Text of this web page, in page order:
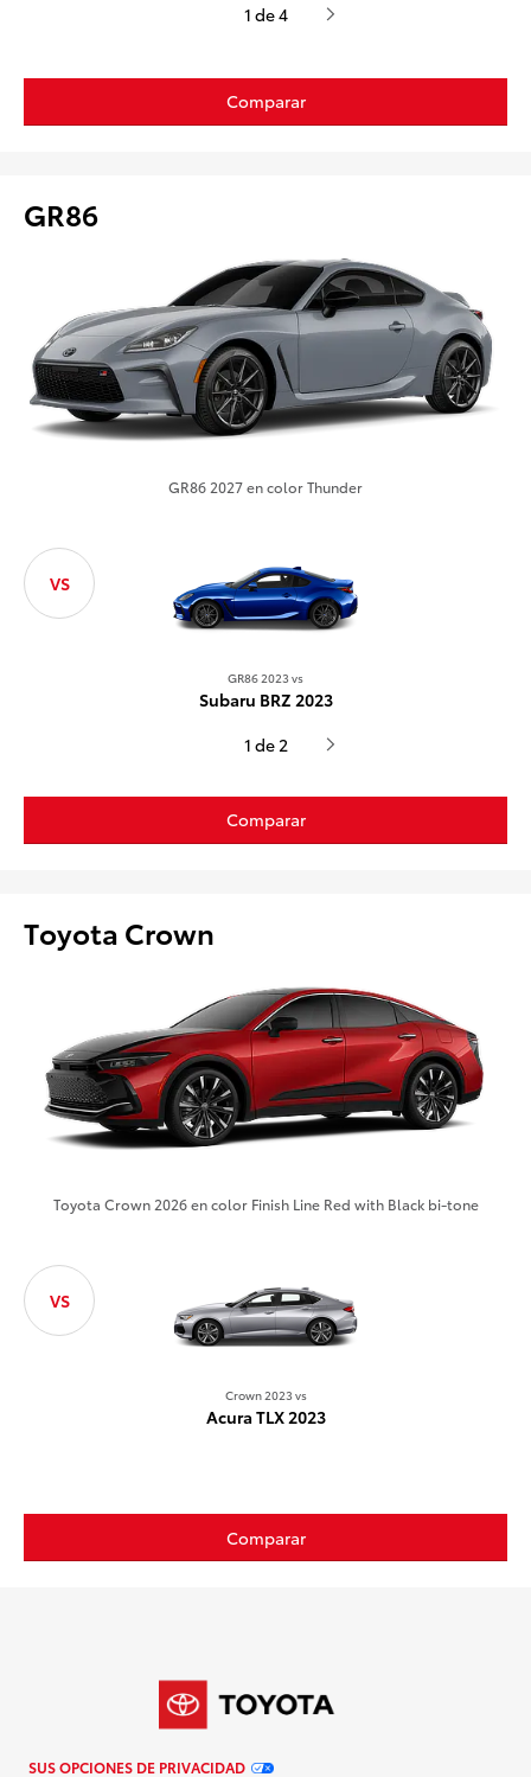
1 de 4
Comparar
GR86
GR86 2027 en color Thunder
VS
GR86 2023 vs
Subaru BRZ 2023
1 de 2
Comparar
Toyota Crown
Toyota Crown 2026 en color Finish Line Red with Black bi-tone
VS
Crown 2023 vs
Acura TLX 2023
Comparar
SUS OPCIONES DE PRIVACIDAD